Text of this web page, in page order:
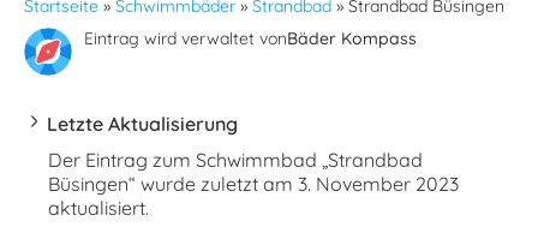
Startseite » Schwimmbäder » Strandbad » Strandbad Büsingen
Eintrag wird verwaltet vonBäder Kompass
Letzte Aktualisierung
Der Eintrag zum Schwimmbad „Strandbad
Büsingen“ wurde zuletzt am 3. November 2023
aktualisiert.